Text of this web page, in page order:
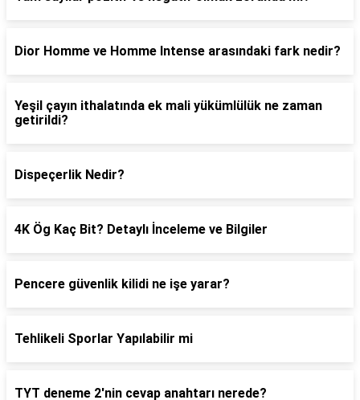
Dior Homme ve Homme Intense arasındaki fark nedir?
Yeşil çayın ithalatında ek mali yükümlülük ne zaman
getirildi?
Dispeçerlik Nedir?
4K Ög Kaç Bit? Detaylı İnceleme ve Bilgiler
Pencere güvenlik kilidi ne işe yarar?
Tehlikeli Sporlar Yapılabilir mi
TYT deneme 2'nin cevap anahtarı nerede?